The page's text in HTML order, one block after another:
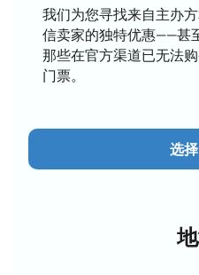
*該計劃可能會發生變化。
花样滑冰锦标赛将于2024
Arena的Magnitogorsk举
的一部分。
获得花样滑冰锦标赛的
门票
们的滑冰运动员总是引起
奏的舞蹈，冰上舞蹈，双
我们为您寻找来自主办
信卖家的独特优惠——甚
那些在官方渠道已无法
门票。
选